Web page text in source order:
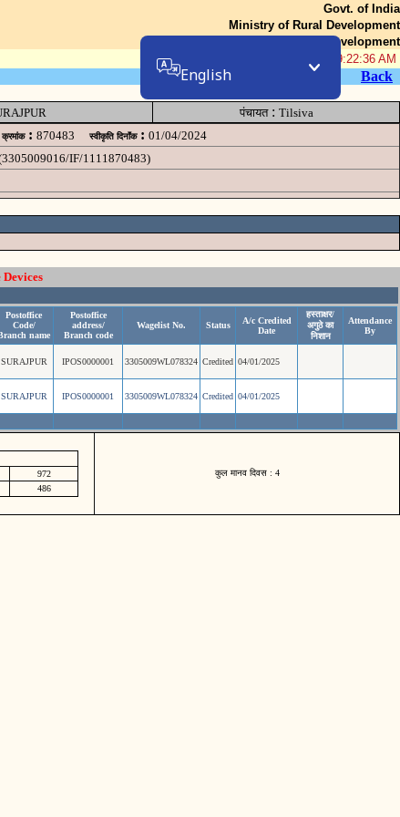
Govt. of India
Ministry of Rural Development
Department of Rural Development
07-Aug-2026 09:22:36 AM
Back
पंचायत: Tilsiva
क्रमांक : 870483 स्वीकृति दिनॉंक : 01/04/2024
IF/1111870483)
Postoffice
Code/
name
Postoffice
address/
Branch code
Wagelist No. Status
A/c Credited
Date
हस्ताक्षर/
अगुठे का
निशान
Attendance
By
SURAJPUR IPOS0000001 3305009WL078324 Credited 04/01/2025
SURAJPUR IPOS0000001 3305009WL078324 Credited 04/01/2025
972
486
कुल मानव दिवस : 4
English